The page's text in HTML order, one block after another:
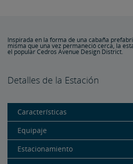
Inspirada en la forma de una cabaña
misma que una vez permaneció cerca, la
el popular Cedros Avenue Design District.
Detalles de la Estación
Características
Equipaje
Estacionamiento